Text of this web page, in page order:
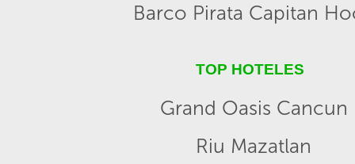
Barco Pirata Capitan
TOP HOTELES
Grand Oasis Cancun
Riu Mazatlan